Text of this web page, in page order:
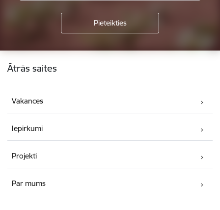
Kājene
Ātrās saites
Vakances
Iepirkumi
Projekti
Par mums